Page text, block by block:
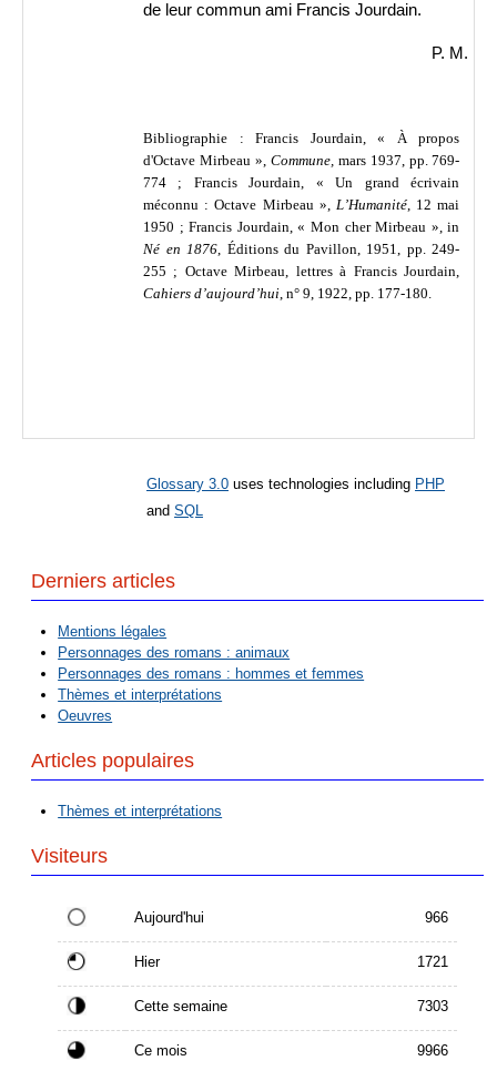
de leur commun ami Francis Jourdain.
P. M.
Bibliographie : Francis Jourdain,« À propos
d'Octave Mirbeau », Commune, mars 1937, pp. 769-
774 ; Francis Jourdain, « Un grand écrivain
méconnu : Octave Mirbeau »,L’Humanité, 12 mai
1950 ;Francis Jourdain,« Mon cher Mirbeau », in
Né en 1876, Éditions du Pavillon, 1951, pp. 249-
255 ; Octave Mirbeau, lettres à Francis Jourdain,
Cahiers d’aujourd’hui, n° 9, 1922, pp. 177-180.
Glossary 3.0 uses technologies including PHP
and SQL
Derniers articles
Mentions légales
Personnages des romans : animaux
Personnages des romans : hommes et femmes
Thèmes et interprétations
Oeuvres
Articles populaires
Thèmes et interprétations
Visiteurs
Aujourd'hui 966
Hier 1721
Cette semaine 7303
Ce mois 9966